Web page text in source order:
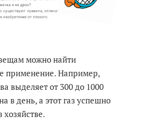
можно найти
применение. Например,
выделяет от 300 до 1000
в день, а этот газ успешно